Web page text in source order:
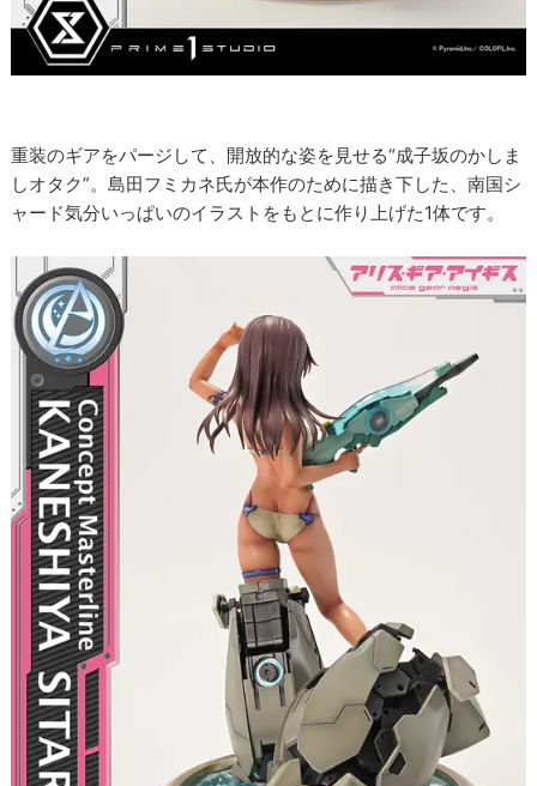
重装のギアをパージして、開放的な姿を見せる“成子坂のかしま
しオタク”。島田フミカネ氏が本作のために描き下した、南国シ
ャード気分いっぱいのイラストをもとに作り上げた1体です。